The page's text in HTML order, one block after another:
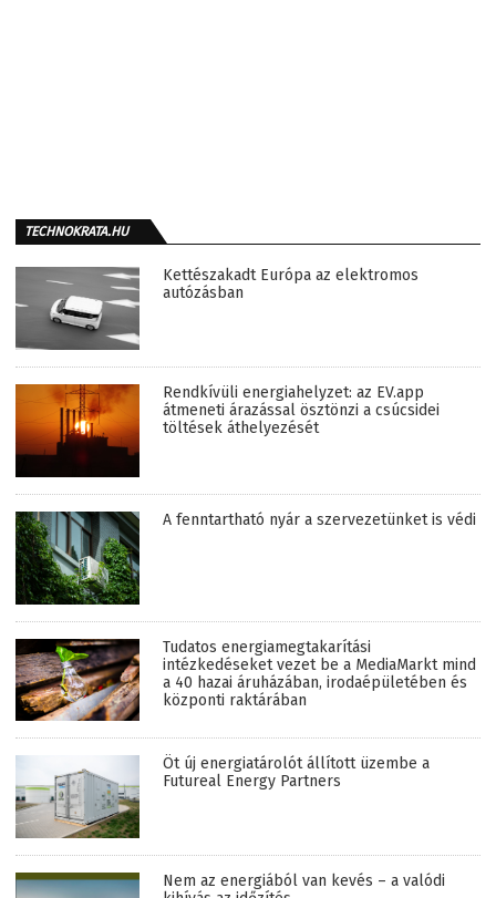
TECHNOKRATA.HU
Kettészakadt Európa az elektromos
autózásban
Rendkívüli energiahelyzet: az EV.app
átmeneti árazással ösztönzi a csúcsidei
töltések áthelyezését
A fenntartható nyár a szervezetünket is védi
Tudatos energiamegtakarítási
intézkedéseket vezet be a MediaMarkt mind
a 40 hazai áruházában, irodaépületében és
központi raktárában
Öt új energiatárolót állított üzembe a
Futureal Energy Partners
Nem az energiából van kevés – a valódi